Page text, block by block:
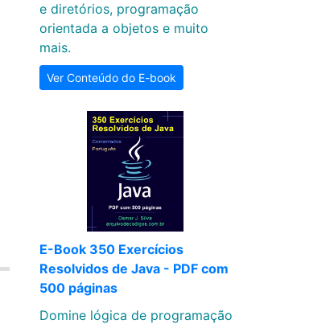
e diretórios, programação
orientada a objetos e muito
mais.
Ver Conteúdo do E-book
E-Book 350 Exercícios
Resolvidos de Java - PDF com
500 páginas
Domine lógica de programação